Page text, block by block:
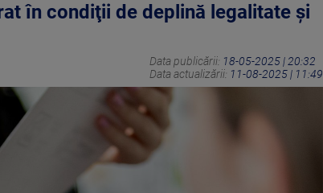
în condiţii de deplină legalitate şi
Data publicării: 18-05-2025 | 20:32
Data actualizării: 11-08-2025 | 11:49